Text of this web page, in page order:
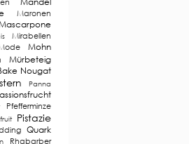
Maronen
Mirabellen
Mohn
Mürbeteig
Nougat
Panna
Pfefferminze
Pistazie
Quark
Rhabarber